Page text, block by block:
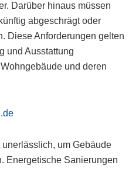
Darüber hinaus müssen
abgeschrägt oder
Diese Anforderungen gelten
und Ausstattung
und deren
um Gebäude
Energetische Sanierungen